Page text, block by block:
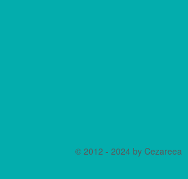
© 2012 - 2024 by Cezareea